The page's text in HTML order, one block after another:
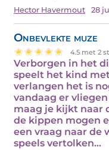
Hector Havermout 28
Onbevlekte muze
4.5 met 2
Verborgen in het
speelt het kind
verlangen het is
vandaag er
maag je kijkt naar
de kippen mogen
een vraag naar de
speels vertolken…